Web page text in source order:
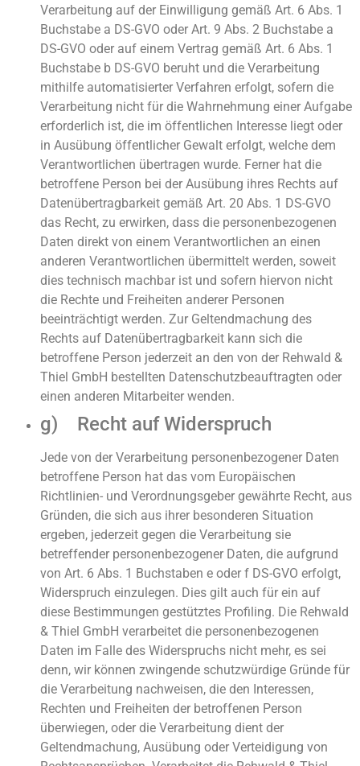
Verarbeitung auf der Einwilligung gemäß Art. 6 Abs. 1
Buchstabe a DS-GVO oder Art. 9 Abs. 2 Buchstabe a
DS-GVO oder auf einem Vertrag gemäß Art. 6 Abs. 1
Buchstabe b DS-GVO beruht und die Verarbeitung
mithilfe automatisierter Verfahren erfolgt, sofern die
Verarbeitung nicht für die Wahrnehmung einer Aufgabe
erforderlich ist, die im öffentlichen Interesse liegt oder
in Ausübung öffentlicher Gewalt erfolgt, welche dem
Verantwortlichen übertragen wurde. Ferner hat die
betroffene Person bei der Ausübung ihres Rechts auf
Datenübertragbarkeit gemäß Art. 20 Abs. 1 DS-GVO
das Recht, zu erwirken, dass die personenbezogenen
Daten direkt von einem Verantwortlichen an einen
anderen Verantwortlichen übermittelt werden, soweit
dies technisch machbar ist und sofern hiervon nicht
die Rechte und Freiheiten anderer Personen
beeinträchtigt werden. Zur Geltendmachung des
Rechts auf Datenübertragbarkeit kann sich die
betroffene Person jederzeit an den von der Rehwald &
Thiel GmbH bestellten Datenschutzbeauftragten oder
einen anderen Mitarbeiter wenden.
g) Recht auf Widerspruch
Jede von der Verarbeitung personenbezogener Daten
betroffene Person hat das vom Europäischen
Richtlinien- und Verordnungsgeber gewährte Recht, aus
Gründen, die sich aus ihrer besonderen Situation
ergeben, jederzeit gegen die Verarbeitung sie
betreffender personenbezogener Daten, die aufgrund
von Art. 6 Abs. 1 Buchstaben e oder f DS-GVO erfolgt,
Widerspruch einzulegen. Dies gilt auch für ein auf
diese Bestimmungen gestütztes Profiling. Die Rehwald
& Thiel GmbH verarbeitet die personenbezogenen
Daten im Falle des Widerspruchs nicht mehr, es sei
denn, wir können zwingende schutzwürdige Gründe für
die Verarbeitung nachweisen, die den Interessen,
Rechten und Freiheiten der betroffenen Person
überwiegen, oder die Verarbeitung dient der
Geltendmachung, Ausübung oder Verteidigung von